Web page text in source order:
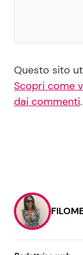
Questo sito
Scopri come
dai commenti.